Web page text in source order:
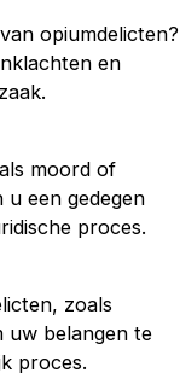
opiumdelicten?
en
moord of
u een gedegen
proces.
zoals
uw belangen te
proces.